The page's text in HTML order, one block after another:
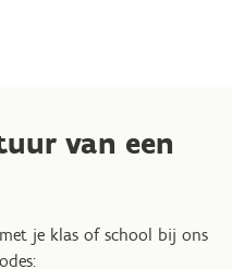
van een
je klas of school bij ons